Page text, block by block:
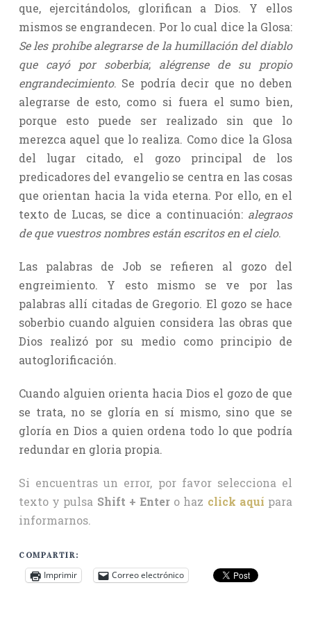
que, ejercitándolos, glorifican a Dios. Y ellos
mismos se engrandecen. Por lo cual dice la Glosa:
Se les prohíbe alegrarse de la humillación del diablo
que cayó por soberbia;alégrense de su propio
engrandecimiento. Se podría decir que no deben
alegrarse de esto, como si fuera el sumo bien,
porque esto puede ser realizado sin que lo
merezca aquel que lo realiza. Como dice la Glosa
del lugar citado, el gozo principal de los
predicadores del evangelio se centra en las cosas
que orientan hacia la vida eterna. Por ello, en el
texto de Lucas, se dice a continuación: alegraos
de que vuestros nombres están escritos en el cielo.
Las palabras de Job se refieren al gozo del
engreimiento. Y esto mismo se ve por las
palabras allí citadas de Gregorio. El gozo se hace
soberbio cuando alguien considera las obras que
Dios realizó por su medio como principio de
autoglorificación.
Cuando alguien orienta hacia Dios el gozo de que
se trata, no se gloría en sí mismo, sino que se
gloría en Dios a quien ordena todo lo que podría
redundar en gloria propia.
Si encuentras un error, por favor selecciona el
texto y pulsa Shift + Enter o haz click aquí para
informarnos.
COMPARTIR:
Imprimir Correo electrónico